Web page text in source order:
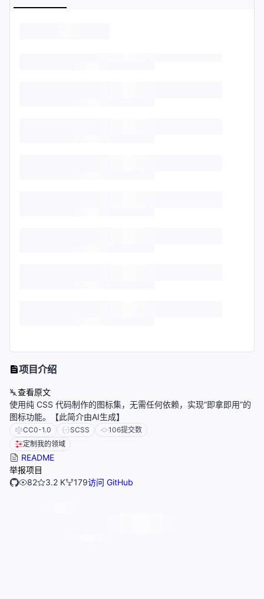
项目介绍
查看原文
使用纯 CSS 代码制作的图标集，无需任何依赖，实现“即拿即用”的
图标功能。【此简介由AI生成】
CC0-1.0 SCSS 106提交数
定制我的领域
README
举报项目
82
3.2 K 179访问 GitHub